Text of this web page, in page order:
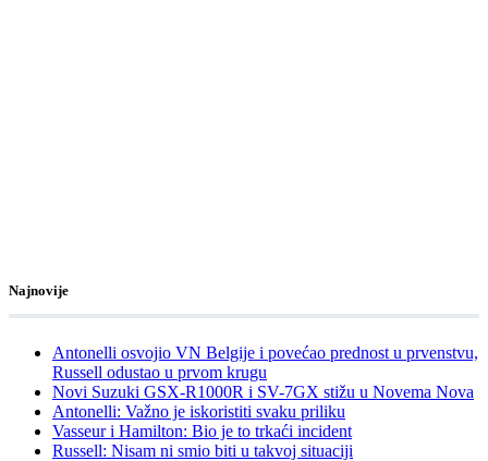
Najnovije
Antonelli osvojio VN Belgije i povećao prednost u prvenstvu,
Russell odustao u prvom krugu
Novi Suzuki GSX-R1000R i SV-7GX stižu u Novema Nova
Antonelli: Važno je iskoristiti svaku priliku
Vasseur i Hamilton: Bio je to trkaći incident
Russell: Nisam ni smio biti u takvoj situaciji